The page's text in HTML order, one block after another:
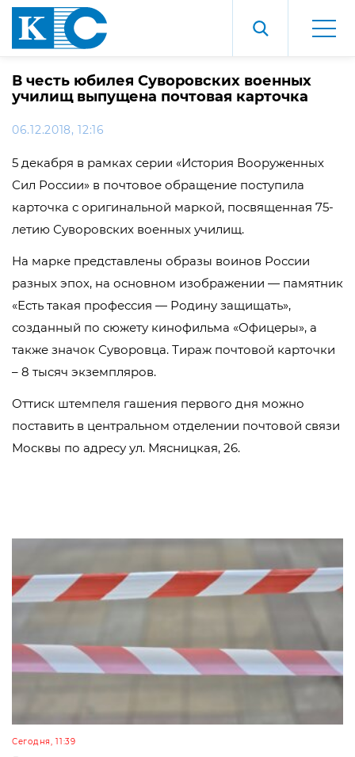
В честь юбилея Суворовских военных
училищ выпущена почтовая карточка
06.12.2018, 12:16
5 декабря в рамках серии «История Вооруженных
Сил России» в почтовое обращение поступила
карточка с оригинальной маркой, посвященная 75-
летию Суворовских военных училищ.
На марке представлены образы воинов России
разных эпох, на основном изображении — памятник
«Есть такая профессия — Родину защищать»,
созданный по сюжету кинофильма «Офицеры», а
также значок Суворовца. Тираж почтовой карточки
– 8 тысяч экземпляров.
Оттиск штемпеля гашения первого дня можно
поставить в центральном отделении почтовой связи
Москвы по адресу ул. Мясницкая, 26.
Сегодня, 11:39